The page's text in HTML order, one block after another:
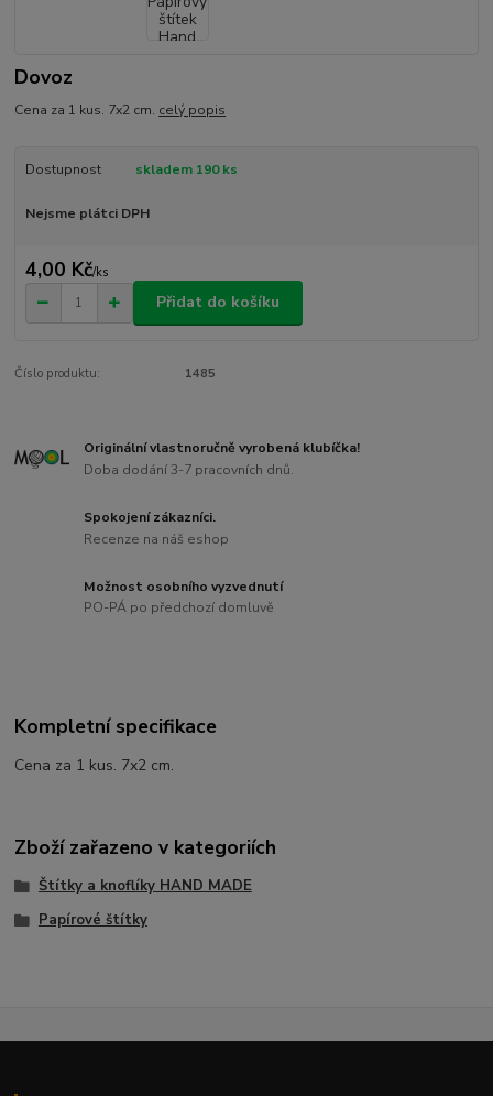
Dovoz
Cena za 1 kus. 7x2 cm. celý popis
Dostupnost skladem 190 ks
Nejsme plátci DPH
4,00 Kč/ks
Přidat do košíku
Číslo produktu: 1485
Originální vlastnoručně vyrobená klubíčka!
Doba dodání 3-7 pracovních dnů.
Spokojení zákazníci.
Recenze na náš eshop
Možnost osobního vyzvednutí
PO-PÁ po předchozí domluvě
Kompletní specifikace
Cena za 1 kus. 7x2 cm.
Zboží zařazeno v kategoriích
Štítky a knoflíky HAND MADE
Papírové štítky